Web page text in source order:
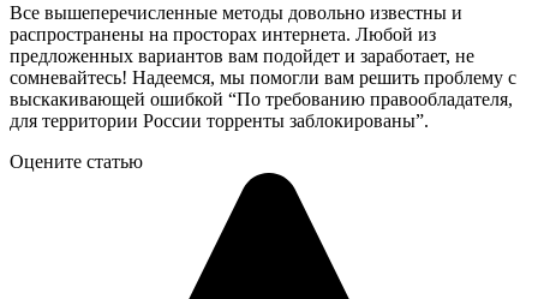
Все вышеперечисленные методы довольно известны и
распространены на просторах интернета. Любой из
предложенных вариантов вам подойдет и заработает, не
сомневайтесь! Надеемся, мы помогли вам решить проблему с
выскакивающей ошибкой “По требованию правообладателя,
для территории России торренты заблокированы”.
Оцените статью